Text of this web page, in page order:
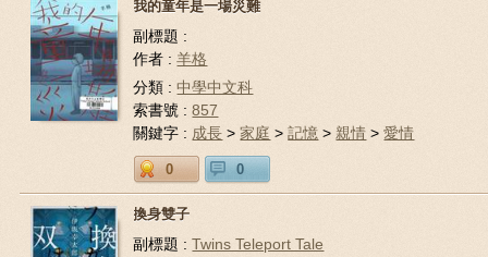
我的童年是一場災難
副標題 :
作者 :羊格
分類 :中學中文科
索書號 :857
關鍵字 : 成長 >家庭 >記憶 > 親情 >愛情
0 0
換身雙子
副標題 :Twins Teleport Tale